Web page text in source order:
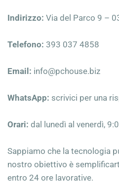
Indirizzo: Via del Parco 9 –
Telefono: 393 037 4858
Email: info@pchouse.biz
WhatsApp: scrivici per una
Orari: dal lunedì al venerdì,
Sappiamo che la tecnologia
nostro obiettivo è
entro 24 ore lavorative.